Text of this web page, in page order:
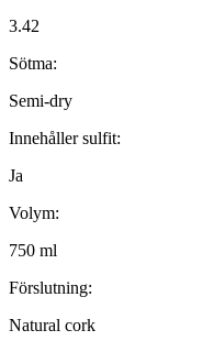
3.42
Sötma:
Semi-dry
Innehåller sulfit:
Ja
Volym:
750 ml
Förslutning:
Natural cork